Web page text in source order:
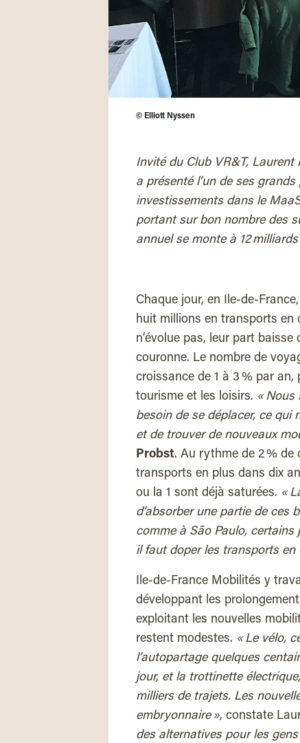
© Elliott Nyssen
Invité du Club VR&T, Laurent
a présenté l’un de ses
investissements dans le
portant sur bon nombre des
annuel se monte à 12 milliards
Chaque jour, en Ile-de-
huit millions en transports en
n’évolue pas, leur part
couronne. Le nombre de
croissance de 1 à 3 % par
tourisme et les loisirs. « Nous
besoin de se déplacer, ce qui
et de trouver de nouveaux
Probst. Au rythme de 2 % de
transports en plus dans dix
ou la 1 sont déjà saturées. «
d’absorber une partie de ces
comme à São Paulo,
il faut doper les transports en
Ile-de-France Mobilités y
développant les
exploitant les nouvelles
restent modestes. « Le vélo,
l’autopartage quelques
jour, et la trottinette
milliers de trajets. Les
embryonnaire », constate
des alternatives pour les